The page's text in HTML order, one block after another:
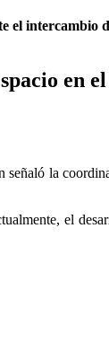
el intercambio
en
señaló la
el